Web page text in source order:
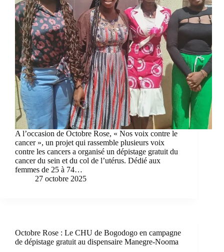
A l’occasion de Octobre Rose, « Nos voix contre le
cancer », un projet qui rassemble plusieurs voix
contre les cancers a organisé un dépistage gratuit du
cancer du sein et du col de l’utérus. Dédié aux
femmes de 25 à 74…
27 octobre 2025
Octobre Rose : Le CHU de Bogodogo en campagne
de dépistage gratuit au dispensaire Manegre-Nooma